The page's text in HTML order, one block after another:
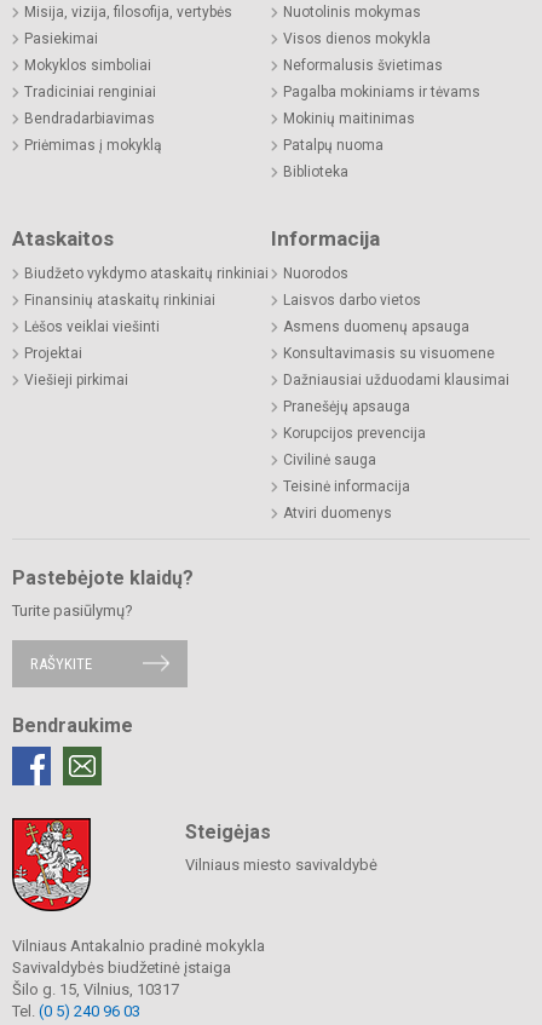
Misija, vizija, filosofija, vertybės
Pasiekimai
Mokyklos simboliai
Tradiciniai renginiai
Bendradarbiavimas
Priėmimas į mokyklą
Nuotolinis mokymas
Visos dienos mokykla
Neformalusis švietimas
Pagalba mokiniams ir tėvams
Mokinių maitinimas
Patalpų nuoma
Biblioteka
Ataskaitos
Biudžeto vykdymo ataskaitų rinkiniai
Finansinių ataskaitų rinkiniai
Lėšos veiklai viešinti
Projektai
Viešieji pirkimai
Informacija
Nuorodos
Laisvos darbo vietos
Asmens duomenų apsauga
Konsultavimasis su visuomene
Dažniausiai užduodami klausimai
Pranešėjų apsauga
Korupcijos prevencija
Civilinė sauga
Teisinė informacija
Atviri duomenys
Pastebėjote klaidų?
Turite pasiūlymų?
RAŠYKITE
Bendraukime
Steigėjas
Vilniaus miesto savivaldybė
Vilniaus Antakalnio pradinė mokykla
Savivaldybės biudžetinė įstaiga
Šilo g. 15, Vilnius, 10317
Tel. (0 5) 240 96 03